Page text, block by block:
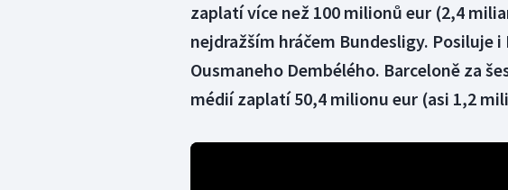
zaplatí více než 100 milionů eur (2,4
nejdražším hráčem Bundesligy. Posiluje
Ousmaneho Dembélého. Barceloně za
médií zaplatí 50,4 milionu eur (asi 1,2